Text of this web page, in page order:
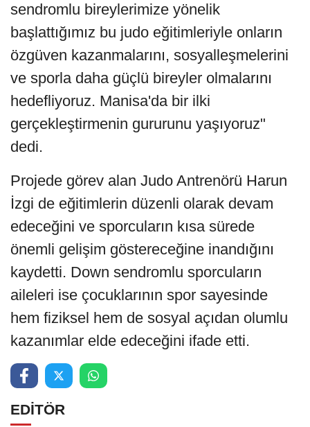
sendromlu bireylerimize yönelik
başlattığımız bu judo eğitimleriyle onların
özgüven kazanmalarını, sosyalleşmelerini
ve sporla daha güçlü bireyler olmalarını
hedefliyoruz. Manisa'da bir ilki
gerçekleştirmenin gururunu yaşıyoruz"
dedi.
Projede görev alan Judo Antrenörü Harun
İzgi de eğitimlerin düzenli olarak devam
edeceğini ve sporcuların kısa sürede
önemli gelişim göstereceğine inandığını
kaydetti. Down sendromlu sporcuların
aileleri ise çocuklarının spor sayesinde
hem fiziksel hem de sosyal açıdan olumlu
kazanımlar elde edeceğini ifade etti.
EDİTÖR